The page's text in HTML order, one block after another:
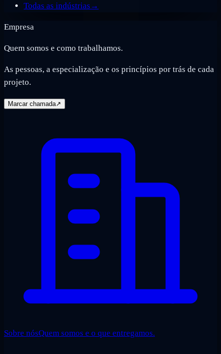
Todas as indústrias →
Empresa
Quem somos e como trabalhamos.
As pessoas, a especialização e os princípios por trás de cada
projeto.
Marcar chamada↗
Sobre nósQuem somos e o que entregamos.